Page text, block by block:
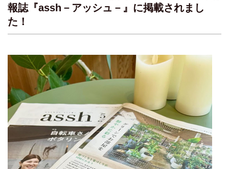
報誌『assh－アッシュ－』に掲載されまし
た！